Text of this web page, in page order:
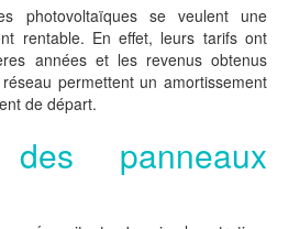
photovoltaïques se veulent une
rentable. En effet, leurs tarifs ont
années et les revenus obtenus
permettent un amortissement
de départ.
des panneaux